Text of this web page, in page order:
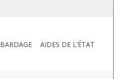
BARDAGE AIDES DE L’ÉTAT